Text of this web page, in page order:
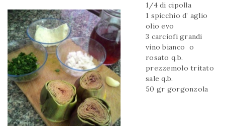
1/4 di cipolla
1 spicchio d’ aglio
olio evo
3 carciofi grandi
vino bianco o
rosato q.b.
prezzemolo tritato
sale q.b.
50 gr gorgonzola